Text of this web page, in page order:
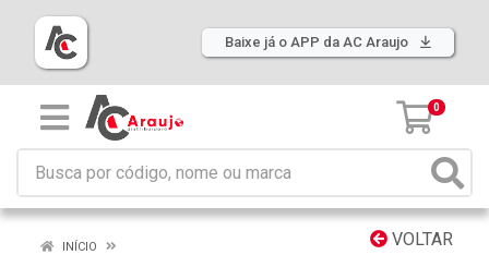
Baixe já o APP da AC Araujo
0
VOLTAR
INÍCIO